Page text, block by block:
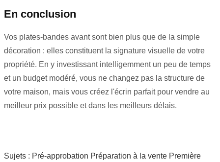
En conclusion
Vos plates-bandes avant sont bien plus que de la simple
décoration : elles constituent la signature visuelle de votre
propriété. En y investissant intelligemment un peu de temps
et un budget modéré, vous ne changez pas la structure de
votre maison, mais vous créez l'écrin parfait pour vendre au
meilleur prix possible et dans les meilleurs délais.
Sujets : Pré-approbation Préparation à la vente Première